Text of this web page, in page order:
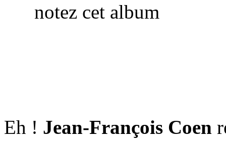
notez cet album
Eh ! Jean-François Coen